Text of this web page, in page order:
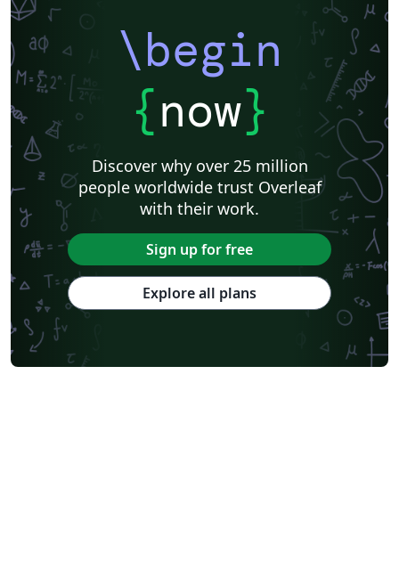
\begin
{now}
Discover why over 25 million
people worldwide trust Overleaf
with their work.
Sign up for free
Explore all plans